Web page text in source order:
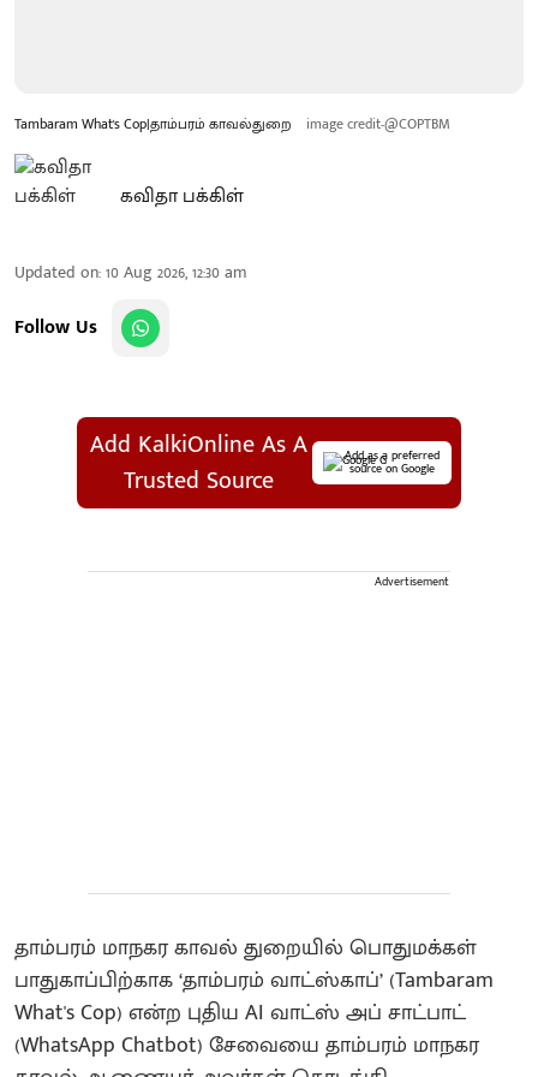
Tambaram What's Cop|தாம்பரம் காவல்துறை image credit-@COPTBM
கவிதா பக்கிள்
Updated on:10 Aug 2026, 12:30 am
Follow Us
Add KalkiOnline As A
Trusted Source
Add as a preferred
source on Google
Advertisement
தாம்பரம் மாநகர காவல் துறையில் பொதுமக்கள்
பாதுகாப்பிற்காக ‘தாம்பரம் வாட்ஸ்காப்’ (Tambaram
What's Cop) என்ற புதிய AI வாட்ஸ் அப் சாட்பாட்
(WhatsApp Chatbot) சேவையை தாம்பரம் மாநகர